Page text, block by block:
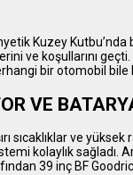
Kuzey Kutbu’nda
ve koşullarını
bir otomobil
VE
sıcaklıklar ve
kolaylık
39 inç BF